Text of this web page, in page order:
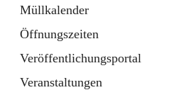
Müllkalender
Öffnungszeiten
Veröffentlichungsportal
Veranstaltungen
10 Schnellzugriffe